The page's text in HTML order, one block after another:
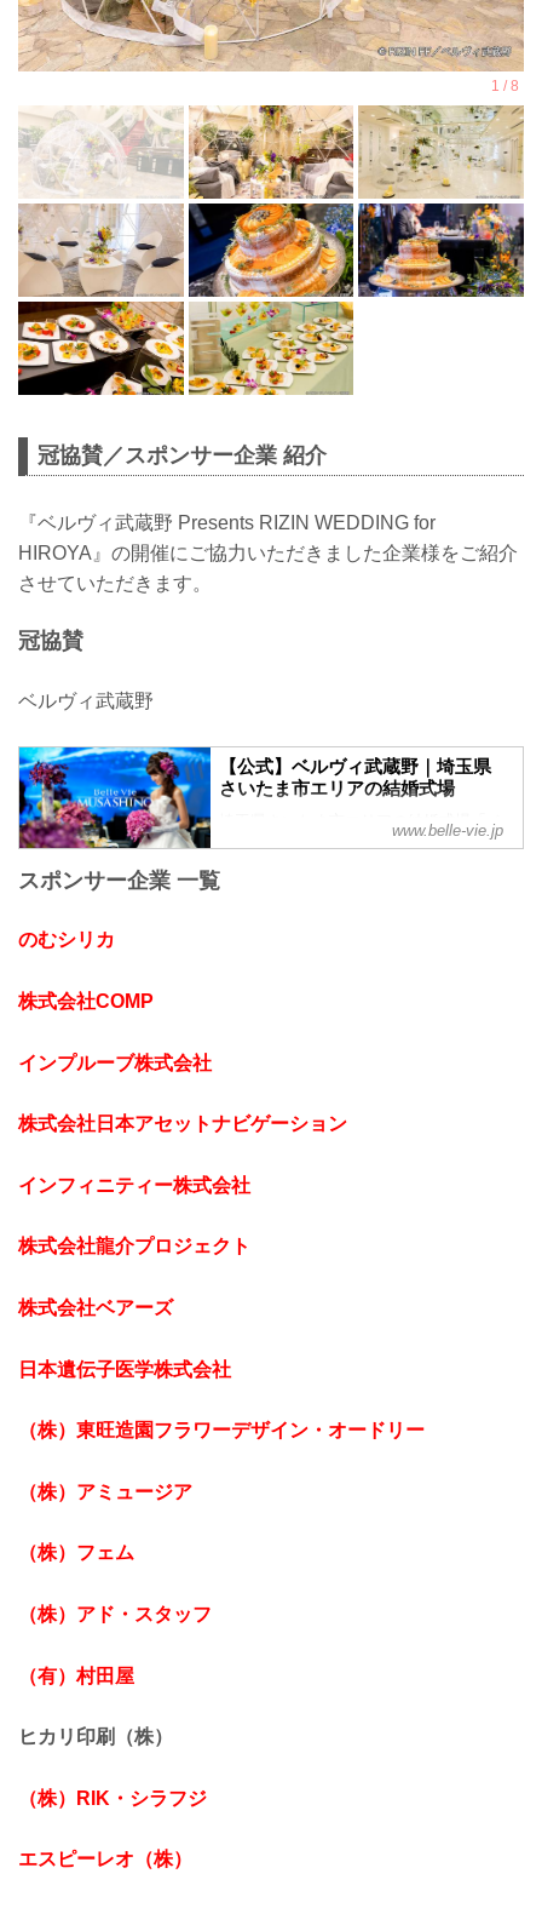
冠協賛／スポンサー企業 紹介
『ベルヴィ武蔵野 Presents RIZIN WEDDING for
HIROYA』の開催にご協力いただきました企業様をご紹介
させていただきます。
冠協賛
ベルヴィ武蔵野
【公式】ベルヴィ武蔵野｜埼玉県
さいたま市エリアの結婚式場
埼玉県さいたま市エリアの結婚式場「ベ
ルヴィ武蔵野」。皆様に愛され続けて38
声や写真を掲載中。ブライダルフェアや
www.belle-vie.jp
スポンサー企業 一覧
のむシリカ
株式会社COMP
インプルーブ株式会社
株式会社日本アセットナビゲーション
インフィニティー株式会社
株式会社龍介プロジェクト
株式会社ベアーズ
日本遺伝子医学株式会社
（株）東旺造園フラワーデザイン・オードリー
（株）アミュージア
（株）フェム
（株）アド・スタッフ
（有）村田屋
ヒカリ印刷（株）
（株）RIK・シラフジ
エスピーレオ（株）